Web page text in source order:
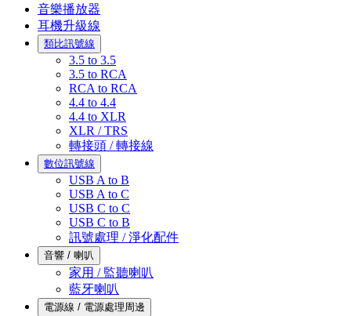
音樂播放器
耳機升級線
類比訊號線
3.5 to 3.5
3.5 to RCA
RCA to RCA
4.4 to 4.4
4.4 to XLR
XLR / TRS
轉接頭 / 轉接線
數位訊號線
USB A to B
USB A to C
USB C to C
USB C to B
訊號處理 / 淨化配件
音響 / 喇叭
家用 / 監聽喇叭
藍牙喇叭
電源線 / 電源處理周邊